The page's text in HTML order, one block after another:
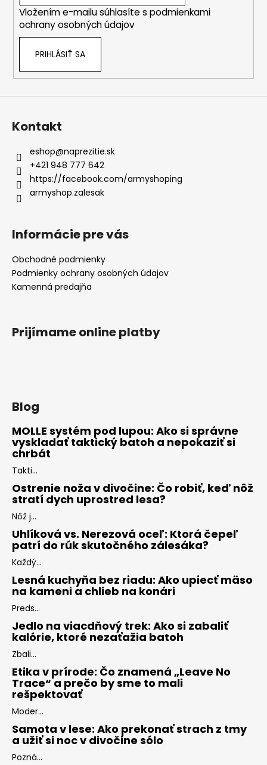
Vložením e-mailu súhlasíte s podmienkami
ochrany osobných údajov
PRIHLÁSIŤ SA
Kontakt
eshop@naprezitie.sk
+421 948 777 642
https://facebook.com/armyshoping
armyshop.zalesak
Informácie pre vás
Obchodné podmienky
Podmienky ochrany osobných údajov
Kamenná predajňa
Prijímame online platby
Blog
MOLLE systém pod lupou: Ako si správne
vyskladať taktický batoh a nepokaziť si
chrbát
Takti...
Ostrenie noža v divočine: Čo robiť, keď nôž
stratí dych uprostred lesa?
Nôž j...
Uhlíková vs. Nerezová oceľ: Ktorá čepeľ
patrí do rúk skutočného zálesáka?
Každý...
Lesná kuchyňa bez riadu: Ako upiecť mäso
na kameni a chlieb na konári
Preds...
Jedlo na viacdňový trek: Ako si zabaliť
kalórie, ktoré nezaťažia batoh
Zbali...
Etika v prírode: Čo znamená „Leave No
Trace“ a prečo by sme to mali
rešpektovať
Moder...
Samota v lese: Ako prekonať strach z tmy
a užiť si noc v divočine sólo
Pozná...